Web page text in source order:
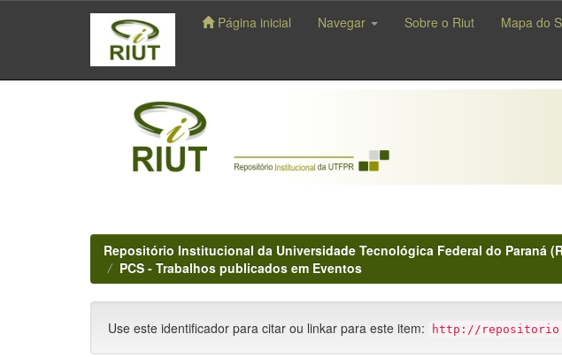
navigation
Página inicial Navegar Sobre o Riut Mapa do
Repositório Institucional da Universidade Tecnológica Federal do Paraná
PCS - Trabalhos publicados em Eventos
Use este identificador para citar ou linkar para este item: http://